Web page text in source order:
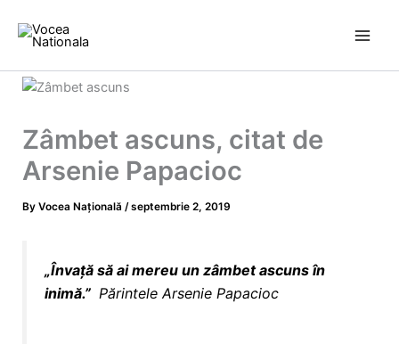
content
Zâmbet ascuns, citat de
Arsenie Papacioc
By Vocea Națională /septembrie 2, 2019
„Învață să ai mereu un zâmbet ascuns în
inimă.” PărinteleArsenie Papacioc